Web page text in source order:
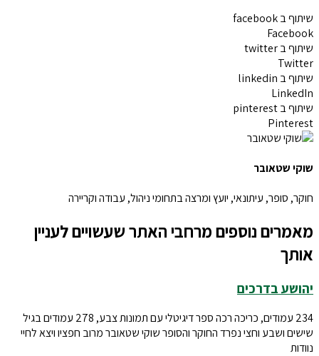
שיתוף ב facebook
Facebook
שיתוף ב twitter
Twitter
שיתוף ב linkedin
LinkedIn
שיתוף ב pinterest
Pinterest
שוקי שטאובר
חוקר, סופר, עיתונאי, יועץ ומרצה בתחומי ניהול, עבודה וקריירה
מאמרים נוספים מרחבי האתר שעשויים לעניין
אותך
יהושע בדרכים
234 עמודים, כריכה רכה ספר דיגיטלי עם תמונות צבע, 278 עמודים בגיל
שישים ושבע וחצי נפרד החוקר והסופר שוקי שטאובר מרוב חפציו ויצא לחיי
נוודות